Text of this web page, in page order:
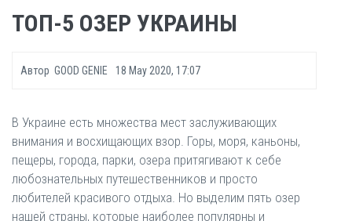
ТОП-5 ОЗЕР УКРАИНЫ
Автор GOOD GENIE 18 May 2020, 17:07
В Украине есть множества мест заслуживающих
внимания и восхищающих взор. Горы, моря, каньоны,
пещеры, города, парки, озера притягивают к себе
любознательных путешественников и просто
любителей красивого отдыха. Но выделим пять озер
нашей страны, которые наиболее популярны и